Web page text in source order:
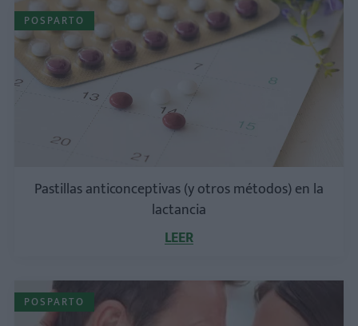
POSPARTO
Pastillas anticonceptivas (y otros métodos) en la
lactancia
LEER
POSPARTO